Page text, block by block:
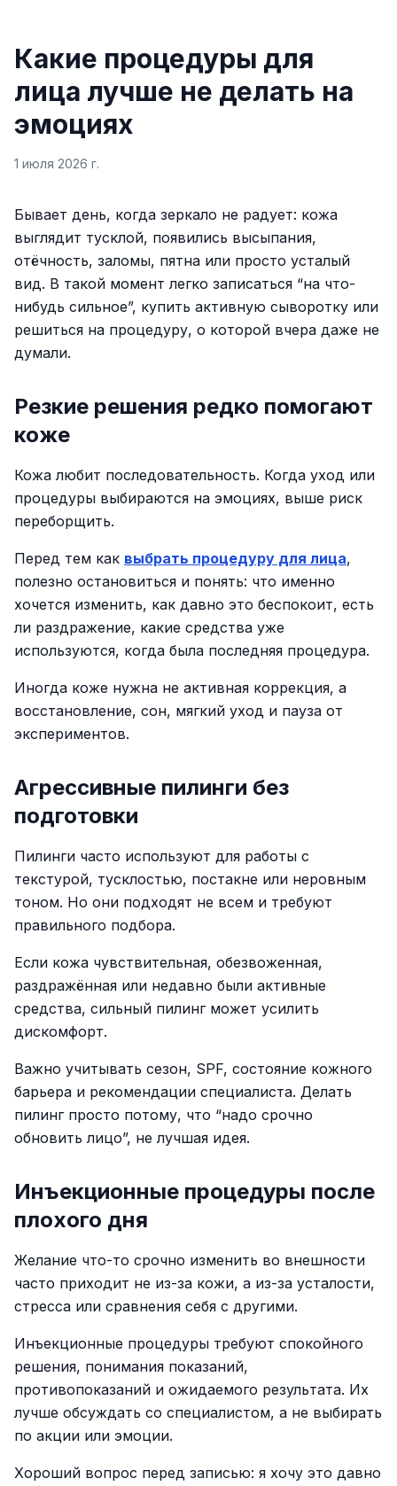
Какие процедуры для
лица лучше не делать на
эмоциях
1 июля 2026 г.
Бывает день, когда зеркало не радует: кожа
выглядит тусклой, появились высыпания,
отёчность, заломы, пятна или просто усталый
вид. В такой момент легко записаться “на что-
нибудь сильное”, купить активную сыворотку или
решиться на процедуру, о которой вчера даже не
думали.
Резкие решения редко помогают
коже
Кожа любит последовательность. Когда уход или
процедуры выбираются на эмоциях, выше риск
переборщить.
Перед тем как выбрать процедуру для лица,
полезно остановиться и понять: что именно
хочется изменить, как давно это беспокоит, есть
ли раздражение, какие средства уже
используются, когда была последняя процедура.
Иногда коже нужна не активная коррекция, а
восстановление, сон, мягкий уход и пауза от
экспериментов.
Агрессивные пилинги без
подготовки
Пилинги часто используют для работы с
текстурой, тусклостью, постакне или неровным
тоном. Но они подходят не всем и требуют
правильного подбора.
Если кожа чувствительная, обезвоженная,
раздражённая или недавно были активные
средства, сильный пилинг может усилить
дискомфорт.
Важно учитывать сезон, SPF, состояние кожного
барьера и рекомендации специалиста. Делать
пилинг просто потому, что “надо срочно
обновить лицо”, не лучшая идея.
Инъекционные процедуры после
плохого дня
Желание что-то срочно изменить во внешности
часто приходит не из-за кожи, а из-за усталости,
стресса или сравнения себя с другими.
Инъекционные процедуры требуют спокойного
решения, понимания показаний,
противопоказаний и ожидаемого результата. Их
лучше обсуждать со специалистом, а не выбирать
по акции или эмоции.
Хороший вопрос перед записью: я хочу это давно